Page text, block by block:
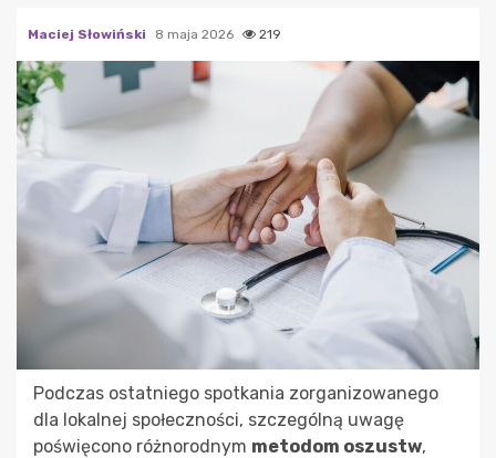
Maciej Słowiński 8 maja 2026 219
Podczas ostatniego spotkania zorganizowanego
dla lokalnej społeczności, szczególną uwagę
poświęcono różnorodnym metodom oszustw,